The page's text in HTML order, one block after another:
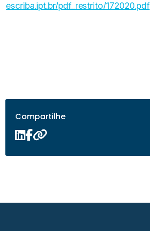
escriba.ipt.br/pdf_restrito/172020.pdf
Compartilhe